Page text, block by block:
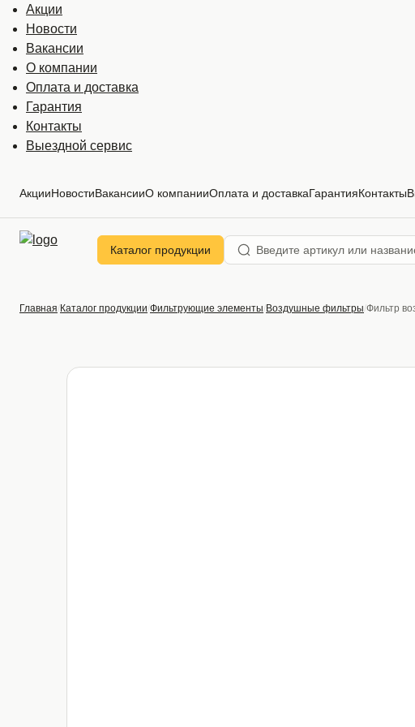
Акции
Новости
Вакансии
О компании
Оплата и доставка
Гарантия
Контакты
Выездной сервис
АкцииНовостиВакансииО компанииОплата и доставкаГарантияКонтакты
Каталог продукции
Главная Каталог продукции Фильтрующие элементы Воздушные фильтры Фильтр